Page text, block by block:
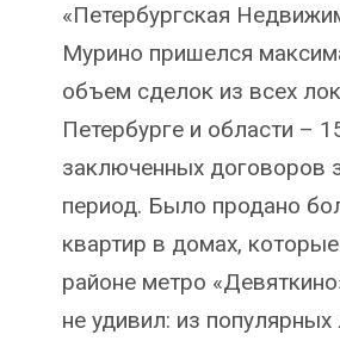
«Петербургская
Мурино пришелся
объем сделок из всех
Петербурге и области –
заключенных договоров
период. Было продано
квартир в домах,
районе метро
не удивил: из популярных